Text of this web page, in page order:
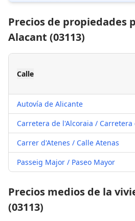
Precios de propiedades
Alacant (03113)
Calle
Autovía de Alicante
Carrer d'Atenes / Calle Atenas
Passeig Major / Paseo Mayor
Precios medios de la
(03113)